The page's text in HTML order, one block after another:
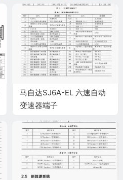
马自达SJ6A-EL 六速自动
变速器端子